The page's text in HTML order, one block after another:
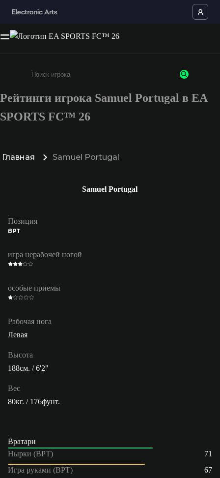
Введите не менее 3 символов или цифр
Рейтинги игрока Samuel Portugal в EA
SPORTS FC™ 26
Главная Samuel Portugal
Samuel Portugal
Позиция
ВРТ
игра нерабочей ногой
особые приемы
Рабочая нога
Левая
Высота
188см. / 6'2"
Вес
80кг. / 176фунт.
Вратари
Нырки (ВРТ)
71
Игра руками (ВРТ)
67